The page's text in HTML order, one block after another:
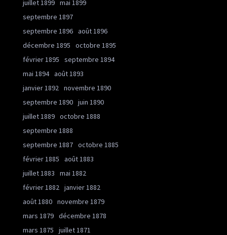
juillet 1899 mai 1899
septembre 1897
septembre 1896 août 1896
décembre 1895
octobre 1895
février 1895
septembre 1894
mai 1894 août 1893
janvier 1892 novembre 1890
septembre 1890 juin 1890
juillet 1889 octobre 1888
septembre 1888
septembre 1887 octobre 1885
février 1885
août 1883
juillet 1883
mai 1882
février 1882 janvier 1882
août 1880 novembre 1879
mars 1879 décembre 1878
mars 1875
juillet 1871